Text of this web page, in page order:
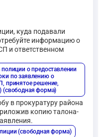
куда подавали
информацию о
и ответственном
о предоставлении
по заявлению о
принятое решение,
(свободная форма)
в прокуратуру района
копию талона-
(свободная форма)